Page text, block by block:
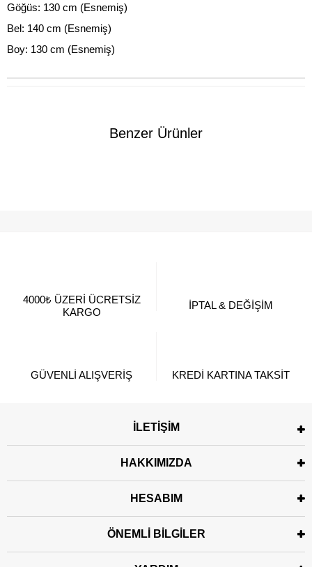
Göğüs: 130 cm (Esnemiş)
Bel: 140 cm (Esnemiş)
Boy: 130 cm (Esnemiş)
Benzer Ürünler
4000₺ ÜZERİ ÜCRETSİZ
KARGO
İPTAL & DEĞİŞİM
GÜVENLİ ALIŞVERİŞ KREDİ KARTINA TAKSİT
İLETİŞİM
HAKKIMIZDA
HESABIM
ÖNEMLİ BİLGİLER